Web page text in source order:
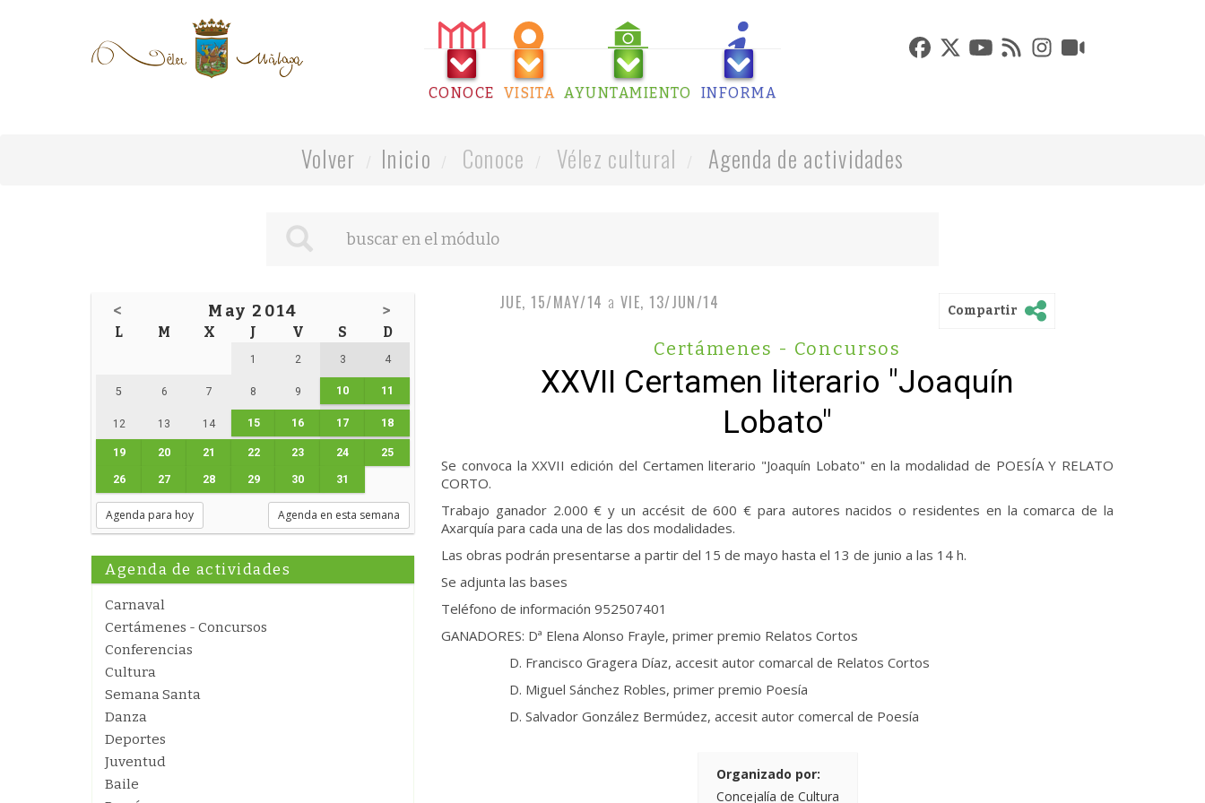
CONOCE VISITA AYUNTAMIENTO INFORMA
Volver Inicio Conoce Vélez cultural Agenda de actividades
< May 2014 >
L M X J V S D
1 2 3 4
5 6 7 8 9 10 11
12 13 14 15 16 17 18
19 20 21 22 23 24 25
26 27 28 29 30 31
Agenda para hoy Agenda en esta semana
Agenda de actividades
Carnaval
Certámenes - Concursos
Conferencias
Cultura
Semana Santa
Danza
Deportes
Juventud
Baile
JUE, 15/MAY/14 a VIE, 13/JUN/14 Compartir
Certámenes - Concursos
XXVII Certamen literario "Joaquín
Lobato"
Se convoca la XXVII edición del Certamen literario "Joaquín Lobato" en la modalidad de POESÍA Y RELATO
CORTO.
Trabajo ganador 2.000 € y un accésit de 600 € para autores nacidos o residentes en la comarca de la
Axarquía para cada una de las dos modalidades.
Las obras podrán presentarse a partir del 15 de mayo hasta el 13 de junio a las 14 h.
Se adjunta las bases
Teléfono de información 952507401
GANADORES: Dª Elena Alonso Frayle, primer premio Relatos Cortos
D. Francisco Gragera Díaz, accesit autor comarcal de Relatos Cortos
D. Miguel Sánchez Robles, primer premio Poesía
D. Salvador González Bermúdez, accesit autor comercal de Poesía
Organizado por:
Concejalía de Cultura